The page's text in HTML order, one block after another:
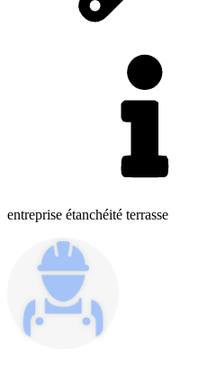
entreprise étanchéité terrasse